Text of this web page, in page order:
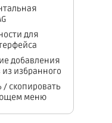
для
добавления
избранного
/ скопировать
меню